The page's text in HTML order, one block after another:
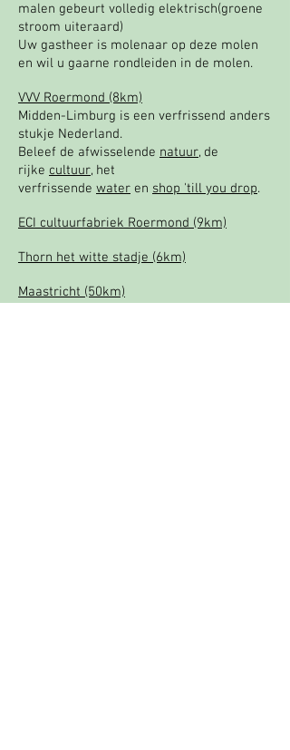
malen gebeurt volledig elektrisch(groene
stroom uiteraard)
Uw gastheer is molenaar op deze molen
en wil u gaarne rondleiden in de molen.
VVV Roermond (8km)
Midden-Limburg is een verfrissend anders
stukje Nederland.
Beleef de afwisselende natuur, de
rijke cultuur, het
verfrissende water en shop 'till you drop.
ECI cultuurfabriek Roermond (9km)
Thorn het witte stadje (6km)
Maastricht (50km)